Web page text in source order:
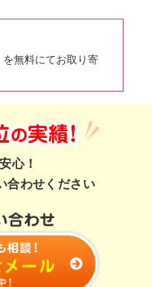
を無料にてお取り寄
心！
合わせください